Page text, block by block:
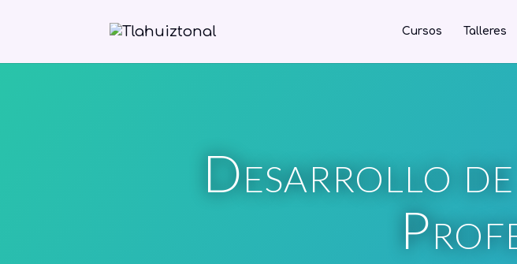
Cursos Talleres
Desarrollo de